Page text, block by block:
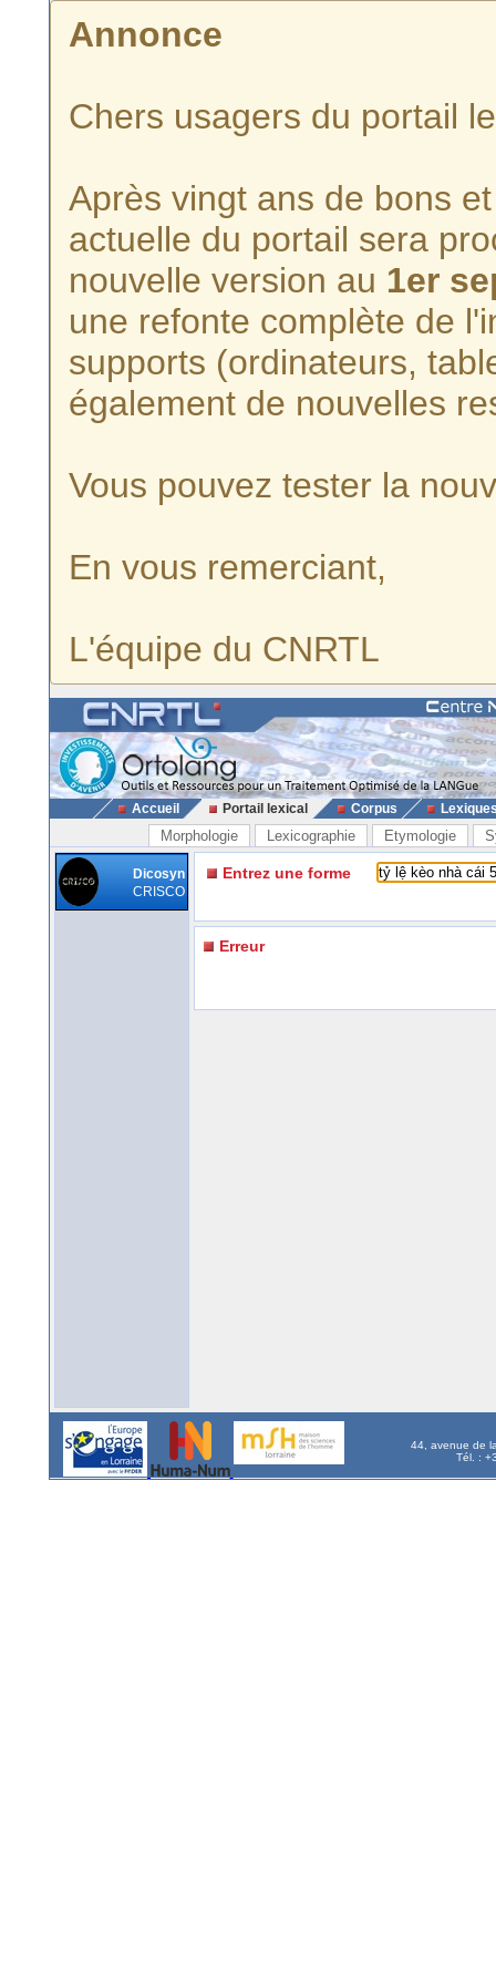
Annonce
Chers usagers du portail
Après vingt ans de bons
actuelle du portail sera
nouvelle version au 1er
une refonte complète de
supports (ordinateurs,
également de nouvelles
Vous pouvez tester la
En vous remerciant,
L'équipe du CNRTL
Accueil Portail lexical Corpus
Morphologie Lexicographie Etymologie
Dicosyn
CRISCO
Entrez une forme
Erreur
44, avenue de
Tél. :